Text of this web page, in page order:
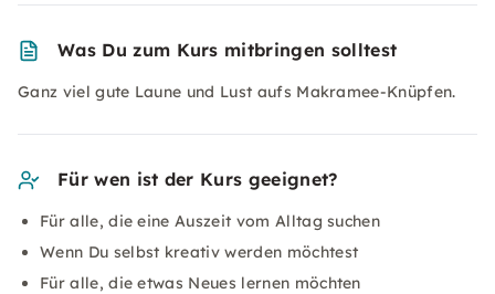
Was Du zum Kurs mitbringen solltest
Ganz viel gute Laune und Lust aufs Makramee-Knüpfen.
Für wen ist der Kurs geeignet?
Für alle, die eine Auszeit vom Alltag suchen
Wenn Du selbst kreativ werden möchtest
Für alle, die etwas Neues lernen möchten